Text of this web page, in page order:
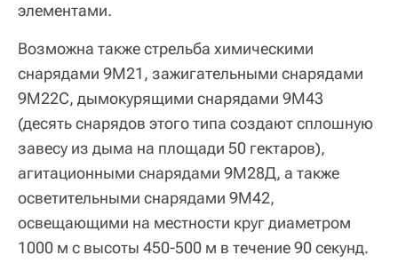
элементами.
Возможна также стрельба химическими
снарядами 9M21, зажигательными снарядами
9М22С, дымокурящими снарядами 9М43
(десять снарядов этого типа создают сплошную
завесу из дыма на площади 50 гектаров),
агитационными снарядами 9М28Д, а также
осветительными снарядами 9М42,
освещающими на местности круг диаметром
1000 м с высоты 450-500 м в течение 90 секунд.